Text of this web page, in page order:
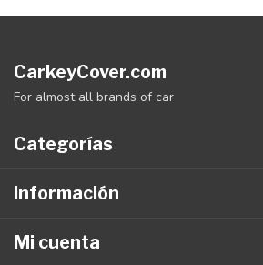
CarkeyCover.com
For almost all brands of car
Categorías
Información
Mi cuenta